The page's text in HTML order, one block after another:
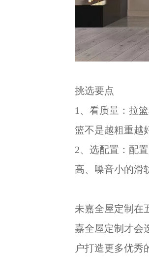
挑选要点
1、看质量：拉
篮不是越粗重越
2、选配置：配
高、噪音小的滑
未嘉全屋定制在
嘉全屋定制才会
户打造更多优秀